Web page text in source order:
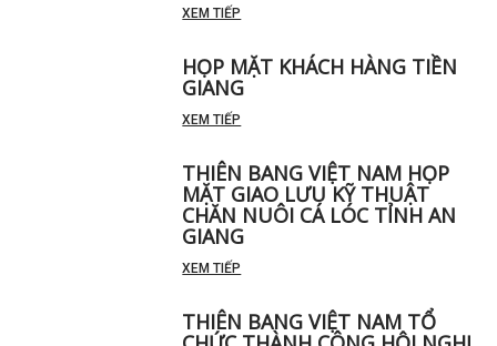
XEM TIẾP
HỌP MẶT KHÁCH HÀNG TIỀN
XEM TIẾP
THIÊN BANG VIỆT NAM HỌP
MẶT GIAO LƯU KỸ THUẬT
CHĂN NUÔI CÁ LÓC TỈNH AN
XEM TIẾP